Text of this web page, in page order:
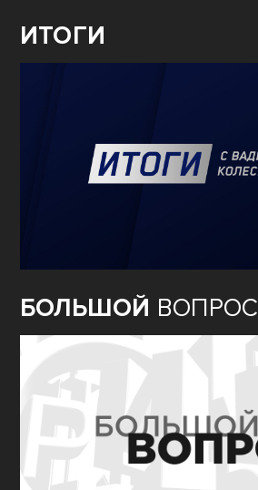
ИТОГИ
БОЛЬШОЙ ВОПРОС